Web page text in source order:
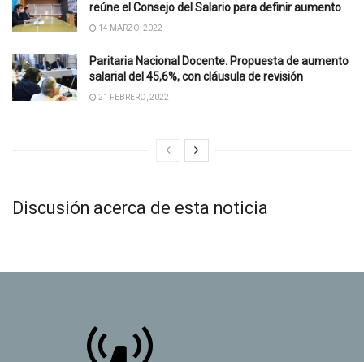
reúne el Consejo del Salario para definir aumento
14 MARZO, 2022
Paritaria Nacional Docente. Propuesta de aumento
salarial del 45,6%, con cláusula de revisión
21 FEBRERO, 2022
Discusión acerca de esta noticia